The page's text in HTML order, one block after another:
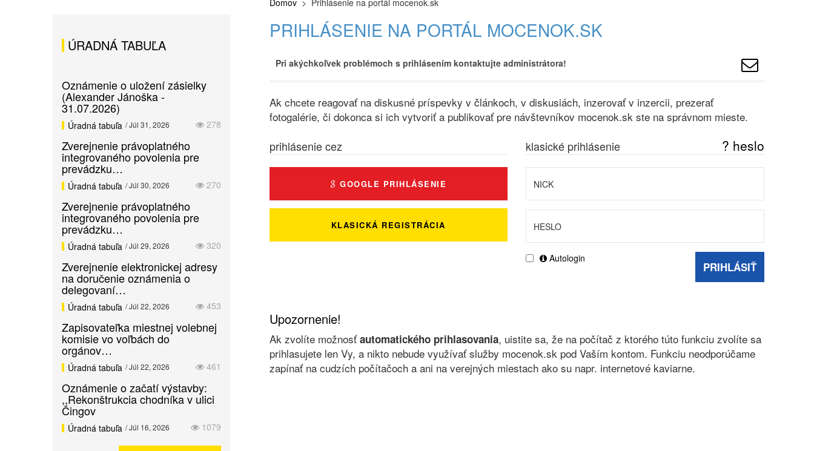
Domov> Prihlásenie na portál mocenok.sk
PRIHLÁSENIE NA PORTÁL MOCENOK.SK
Pri akýchkoľvek problémoch s prihlásením kontaktujte administrátora!
Ak chcete reagovať na diskusné príspevky v článkoch, v diskusiách, inzerovať v inzercii, prezerať
fotogalérie, či dokonca si ich vytvoriť a publikovať pre návštevníkov mocenok.sk ste na správnom mieste.
prihlásenie cez
GOOGLE PRIHLÁSENIE
KLASICKÁ REGISTRÁCIA
klasické prihlásenie ? heslo
Autologin
PRIHLÁSIŤ
Upozornenie!
Ak zvolíte možnosťautomatického prihlasovania, uistite sa, že na počítač z ktorého túto funkciu zvolíte sa
prihlasujete len Vy, a nikto nebude využívať služby mocenok.sk pod Vaším kontom. Funkciu neodporúčame
zapínať na cudzích počítačoch a ani na verejných miestach ako su napr. internetové kaviarne.
ÚRADNÁ TABUĽA
Oznámenie o uložení zásielky
(Alexander Jánoška -
31.07.2026)
278
Úradná tabuľa / Júl 31, 2026
Zverejnenie právoplatného
integrovaného povolenia pre
prevádzku…
270
Úradná tabuľa / Júl 30, 2026
Zverejnenie právoplatného
integrovaného povolenia pre
prevádzku…
320
Úradná tabuľa / Júl 29, 2026
Zverejnenie elektronickej adresy
na doručenie oznámenia o
delegovaní…
453
Úradná tabuľa / Júl 22, 2026
Zapisovateľka miestnej volebnej
komisie vo voľbách do
orgánov…
461
Úradná tabuľa / Júl 22, 2026
Oznámenie o začatí výstavby:
,,Rekonštrukcia chodníka v ulici
Čingov
1079
Úradná tabuľa / Júl 16, 2026